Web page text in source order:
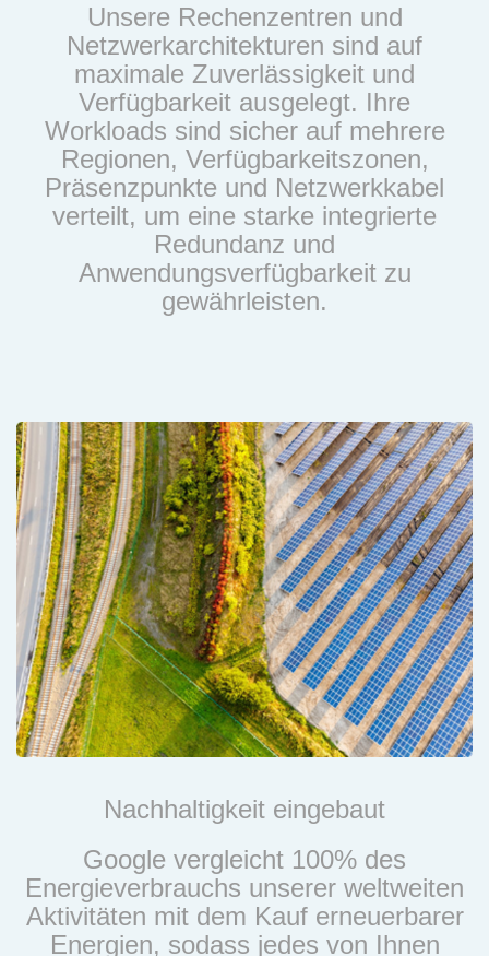
Unsere Rechenzentren und
Netzwerkarchitekturen sind auf
maximale Zuverlässigkeit und
Verfügbarkeit ausgelegt. Ihre
Workloads sind sicher auf mehrere
Regionen, Verfügbarkeitszonen,
Präsenzpunkte und Netzwerkkabel
verteilt, um eine starke integrierte
Redundanz und
Anwendungsverfügbarkeit zu
gewährleisten.
Nachhaltigkeit eingebaut
Google vergleicht 100% des
Energieverbrauchs unserer weltweiten
Aktivitäten mit dem Kauf erneuerbarer
Energien, sodass jedes von Ihnen